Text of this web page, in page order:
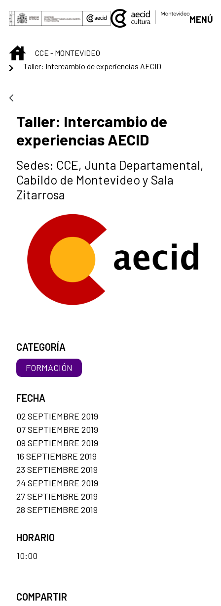
Saltar al contenido principal
MENÚ
INICIOCCE - MONTEVIDEO
Taller: Intercambio de experiencias AECID
Taller: Intercambio de
experiencias AECID
Sedes: CCE, Junta Departamental,
Cabildo de Montevideo y Sala
Zitarrosa
CATEGORÍA
FORMACIÓN
FECHA
02 SEPTIEMBRE 2019
07 SEPTIEMBRE 2019
09 SEPTIEMBRE 2019
16 SEPTIEMBRE 2019
23 SEPTIEMBRE 2019
24 SEPTIEMBRE 2019
27 SEPTIEMBRE 2019
28 SEPTIEMBRE 2019
HORARIO
10:00
COMPARTIR